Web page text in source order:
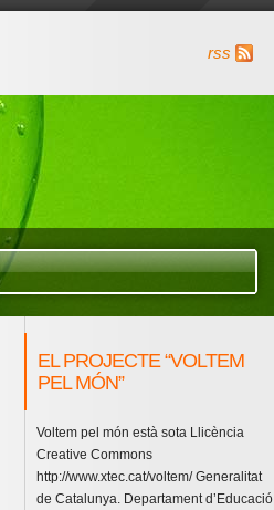
rss
EL PROJECTE “VOLTEM
PEL MÓN”
Voltem pel món està sota Llicència
Creative Commons
http://www.xtec.cat/voltem/ Generalitat
de Catalunya. Departament d’Educació